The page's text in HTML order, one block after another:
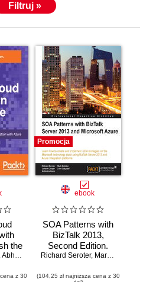
Filtruj »
the
Abhishek Kumar ,Martin Abbott,Gyanendra Kumar
z 30
Promocja
ebook
SOA Patterns with
BizTalk 2013,
Second Edition.
Learn how to
implement SOA
Richard Seroter, Mark Brimble
(104,25 zł najniższa cena z 30